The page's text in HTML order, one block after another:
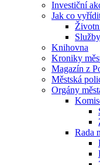
Investiční
Jak co
Knihovna
Kroniky
Magazín z
Městská
Orgány
Rada